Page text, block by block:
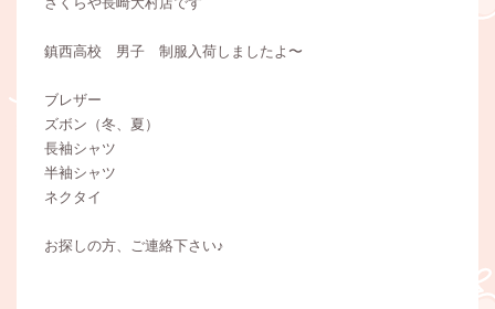
鎮西高校 男子 制服入荷しましたよ〜
ブレザー
ズボン（冬、夏）
長袖シャツ
半袖シャツ
ネクタイ
お探しの方、ご連絡下さい♪